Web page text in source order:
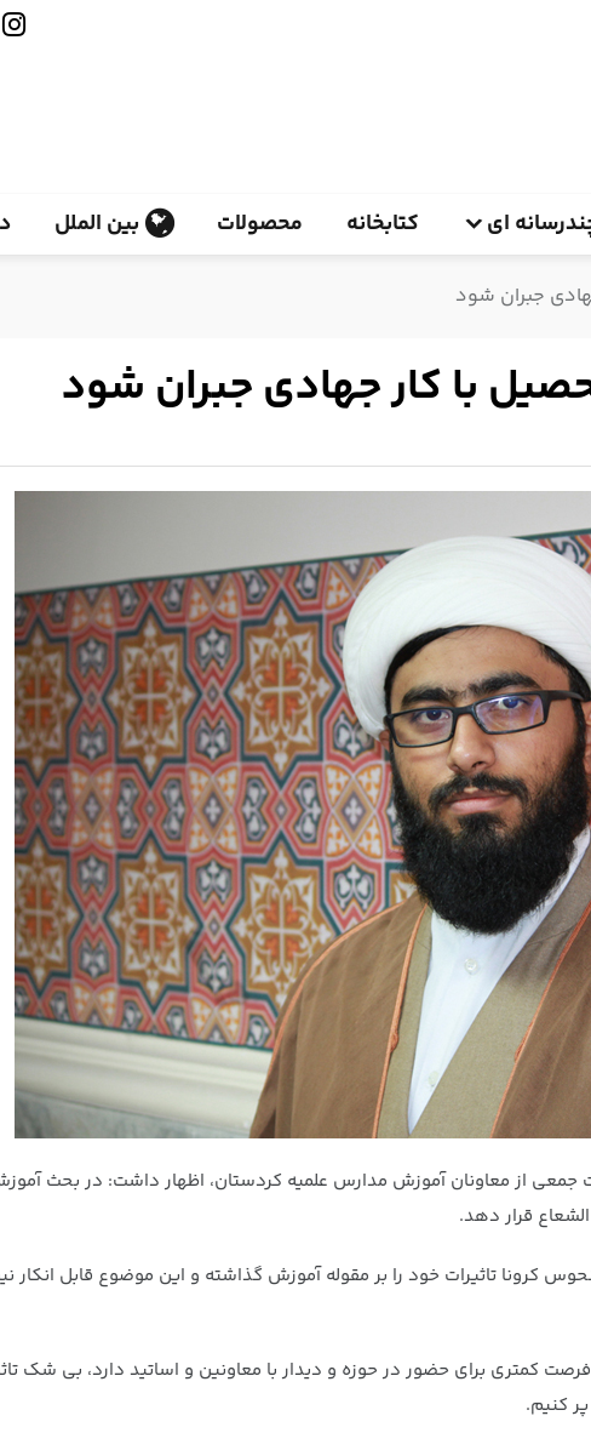
ای کتابخانه محصولات بین الملل
جبران شود
با کار جهادی جبران شود
از معاونان آموزش مدارس علمیه کردستان، اظهار داشت: در بحث
قرار دهد.
تاثیرات خود را بر مقوله آموزش گذاشته و این موضوع قابل انکار
کمتری برای حضور در حوزه و دیدار با معاونین و اساتید دارد، بی شک
کنیم.